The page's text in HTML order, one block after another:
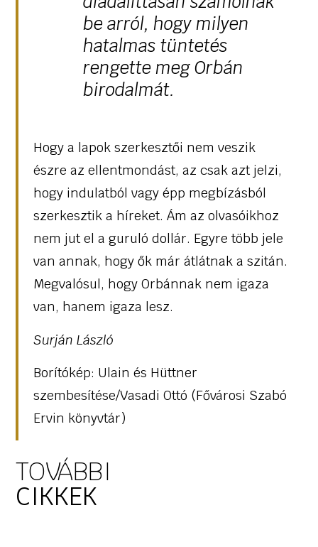
be arról, hogy milyen
hatalmas tüntetés
rengette meg Orbán
birodalmát.
Hogy a lapok szerkesztői nem veszik
észre az ellentmondást, az csak azt jelzi,
hogy indulatból vagy épp megbízásból
szerkesztik a híreket. Ám az olvasóikhoz
nem jut el a guruló dollár. Egyre több jele
van annak, hogy ők már átlátnak a szitán.
Megvalósul, hogy Orbánnak nem igaza
van, hanem igaza lesz.
Surján László
Borítókép: Ulain és Hüttner
szembesítése/Vasadi Ottó (Fővárosi Szabó
Ervin könyvtár)
TOVÁBBI
CIKKEK